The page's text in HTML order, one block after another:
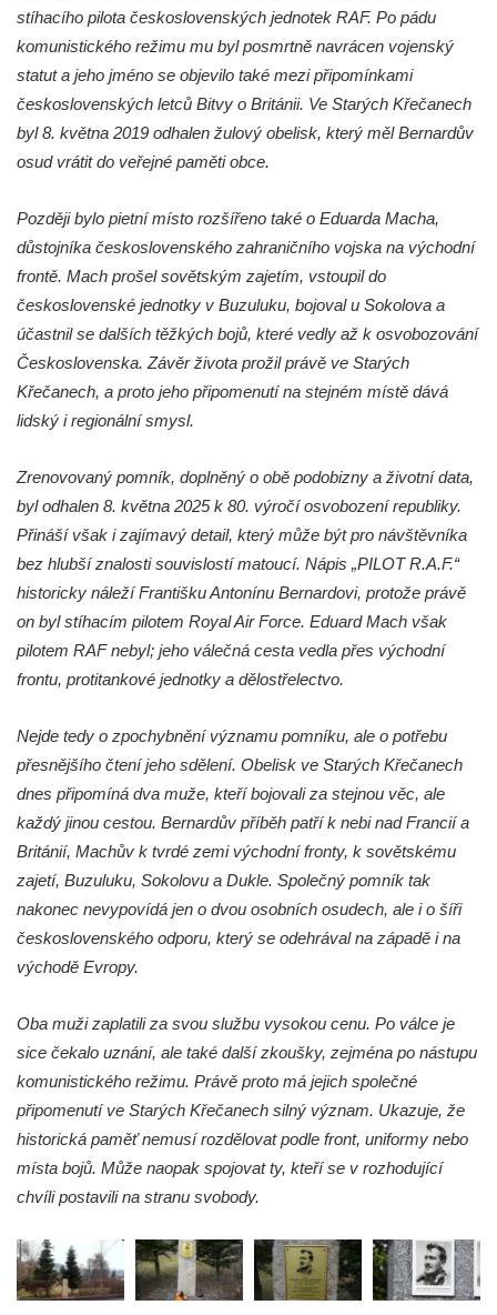
svatého Jana Křtitele ve Wroclawi
Sloup svatého Jana Nepomuckého u
kostela svatého Kříže a svatého
Bartoloměje ve Wroclawi
Poštovní milník na náměstí v Sebnitz
Pomník Johanna Gottfrieda Seume u
Sousoší česáčů chmele před sušárnou
chmele v Dubé
Socha vodníka u rybníka Návesák v
Českolipské ulici v Dubé
Plastika v parku v Českolipské ulici v Dubé
Socha Panny Marie na rozcestí v Novém
Berštejně
křižovatce ulic Skladatele Kopřivy a Na
Socha Neptuna na zdi zahrady domu čp. 59
v Cítolibech
Socha svatého Jana u kostela svatého
Jakuba v Cítolibech
Socha svatého Václava před farou v
Socha Víry před kostelem svatého Jakuba v
Cítolibech
Socha Chronos před kostelem svatého
Socha vodníka na požární nádrži na
Tyršově náměstí v Cítolibech
Obraz svatého Floriána na hasičské stanici
v Cítolibech
náměstí v Cítolibech
Socha svatého Jana Nepomuckého na
Tyršově náměstí v Cítolibech
Socha svatého Linharta na Tyršově náměstí
v Cítolibech
Socha svatého Prokopa na Tyršově náměstí
Pomník statku Sochorových na Tyršově
náměstí v Cítolibech
stíhacího pilota československých jednotek RAF. Po pádu
komunistického režimu mu byl posmrtně navrácen vojenský
statut a jeho jméno se objevilo také mezi připomínkami
československých letců Bitvy o Británii. Ve Starých Křečanech
byl 8. května 2019 odhalen žulový obelisk, který měl Bernardův
osud vrátit do veřejné paměti obce.
Později bylo pietní místo rozšířeno také o Eduarda Macha,
důstojníka československého zahraničního vojska na východní
frontě. Mach prošel sovětským zajetím, vstoupil do
československé jednotky v Buzuluku, bojoval u Sokolova a
účastnil se dalších těžkých bojů, které vedly až k osvobozování
Československa. Závěr života prožil právě ve Starých
Křečanech, a proto jeho připomenutí na stejném místě dává
lidský i regionální smysl.
Zrenovovaný pomník, doplněný o obě podobizny a životní data,
byl odhalen 8. května 2025 k 80. výročí osvobození republiky.
Přináší však i zajímavý detail, který může být pro návštěvníka
bez hlubší znalosti souvislostí matoucí. Nápis „PILOT R.A.F.“
historicky náleží Františku Antonínu Bernardovi, protože právě
on byl stíhacím pilotem Royal Air Force. Eduard Mach však
pilotem RAF nebyl; jeho válečná cesta vedla přes východní
frontu, protitankové jednotky a dělostřelectvo.
Nejde tedy o zpochybnění významu pomníku, ale o potřebu
přesnějšího čtení jeho sdělení. Obelisk ve Starých Křečanech
dnes připomíná dva muže, kteří bojovali za stejnou věc, ale
každý jinou cestou. Bernardův příběh patří k nebi nad Francií a
Británií, Machův k tvrdé zemi východní fronty, k sovětskému
zajetí, Buzuluku, Sokolovu a Dukle. Společný pomník tak
nakonec nevypovídá jen o dvou osobních osudech, ale i o šíři
československého odporu, který se odehrával na západě i na
východě Evropy.
Oba muži zaplatili za svou službu vysokou cenu. Po válce je
sice čekalo uznání, ale také další zkoušky, zejména po nástupu
komunistického režimu. Právě proto má jejich společné
připomenutí ve Starých Křečanech silný význam. Ukazuje, že
historická paměť nemusí rozdělovat podle front, uniformy nebo
místa bojů. Může naopak spojovat ty, kteří se v rozhodující
chvíli postavili na stranu svobody.